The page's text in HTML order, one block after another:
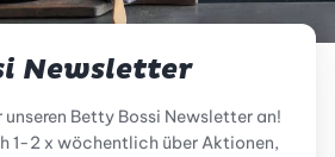
Newsletter
Betty Bossi Newsletter an!
1-2 x wöchentlich über Aktionen,